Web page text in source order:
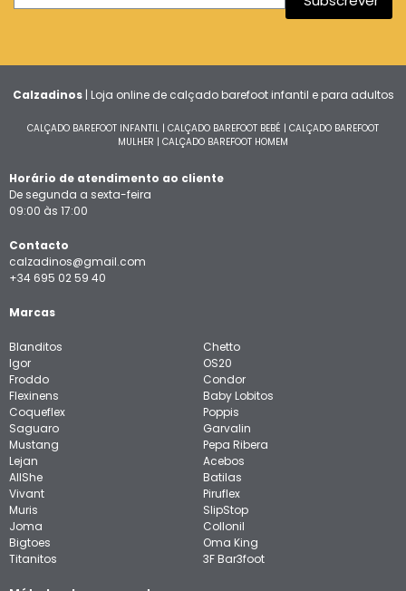
Calzadinos| Loja online de calçado barefoot infantil e para adultos
CALÇADO BAREFOOT INFANTIL | CALÇADO BAREFOOT BEBÉ | CALÇADO BAREFOOT
MULHER | CALÇADO BAREFOOT HOMEM
Horário de atendimento ao cliente
De segunda a sexta-feira
09:00 às 17:00
Contacto
calzadinos@gmail.com
+34 695 02 59 40
Marcas
Blanditos
Igor
Froddo
Flexinens
Coqueflex
Saguaro
Mustang
Lejan
AllShe
Vivant
Muris
Joma
Bigtoes
Titanitos
Chetto
OS20
Condor
Baby Lobitos
Poppis
Garvalin
Pepa Ribera
Acebos
Batilas
Piruflex
SlipStop
Collonil
Oma King
3F Bar3foot